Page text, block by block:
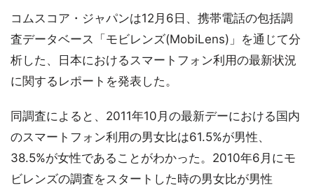
コムスコア・ジャパンは12月6日、携帯電話の包括調
査データベース「モビレンズ(MobiLens)」を通じて分
析した、日本におけるスマートフォン利用の最新状況
に関するレポートを発表した。
同調査によると、2011年10月の最新デーにおける国内
のスマートフォン利用の男女比は61.5%が男性、
38.5%が女性であることがわかった。2010年6月にモ
ビレンズの調査をスタートした時の男女比が男性